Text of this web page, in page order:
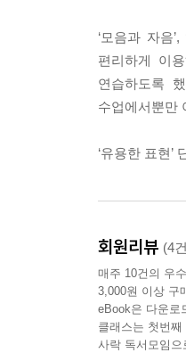
‘모음과 자음
편리하게 이
연습하도록
수업에서뿐만
‘유용한 표현
회원리뷰 (4
매주 10건의 우
3,000원 이상 구
eBook은 다운로
클래스는 첫번
사락 독서모임